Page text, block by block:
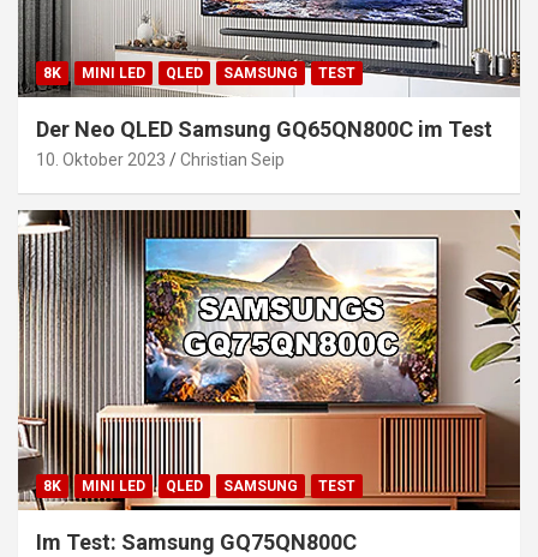
8K MINI LED QLED SAMSUNG TEST
Der Neo QLED Samsung GQ65QN800C im Test
10. Oktober 2023 Christian Seip
8K MINI LED QLED SAMSUNG TEST
Im Test: Samsung GQ75QN800C